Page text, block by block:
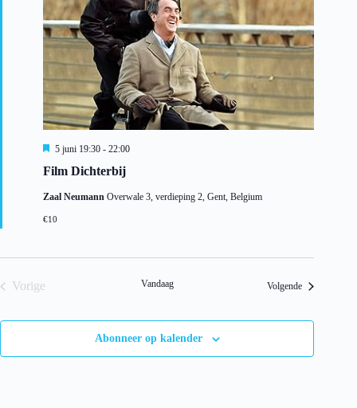
Film Dichterbij
U
t
e
i
5 juni 19:30 - 22:00
Zaal Neumann Overwale 3, verdieping 2, Gent, Belgium
€10
Vorige
Vandaag VolgendeEvenementen
Abonneer op kalender